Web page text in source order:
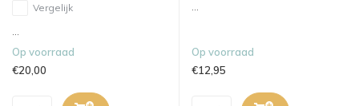
Vergelijk
...
Op voorraad
€20,00
...
Op voorraad
€12,95